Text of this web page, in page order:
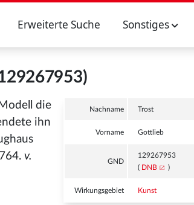
Erweiterte Suche Sonstiges
Nachname Trost
Vorname Gottlieb
GND
129267953
( DNB )
Wirkungsgebiet Kunst
die
ihn
v.